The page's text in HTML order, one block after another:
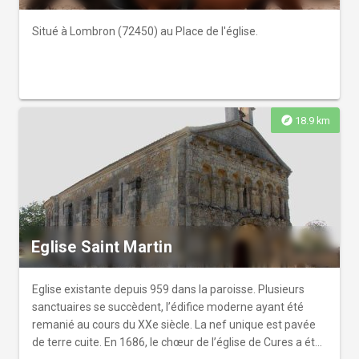
Situé à Lombron (72450) au Place de l'église.
explore 18.9 km
Eglise Saint Martin
Eglise existante depuis 959 dans la paroisse. Plusieurs
sanctuaires se succèdent, l’édifice moderne ayant été
remanié au cours du XXe siècle. La nef unique est pavée
de terre cuite. En 1686, le chœur de l’église de Cures a été